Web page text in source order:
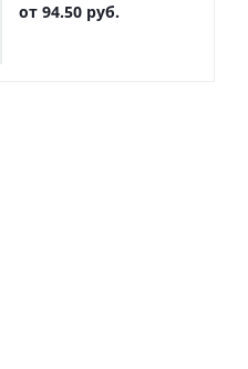
от 94.50 руб.